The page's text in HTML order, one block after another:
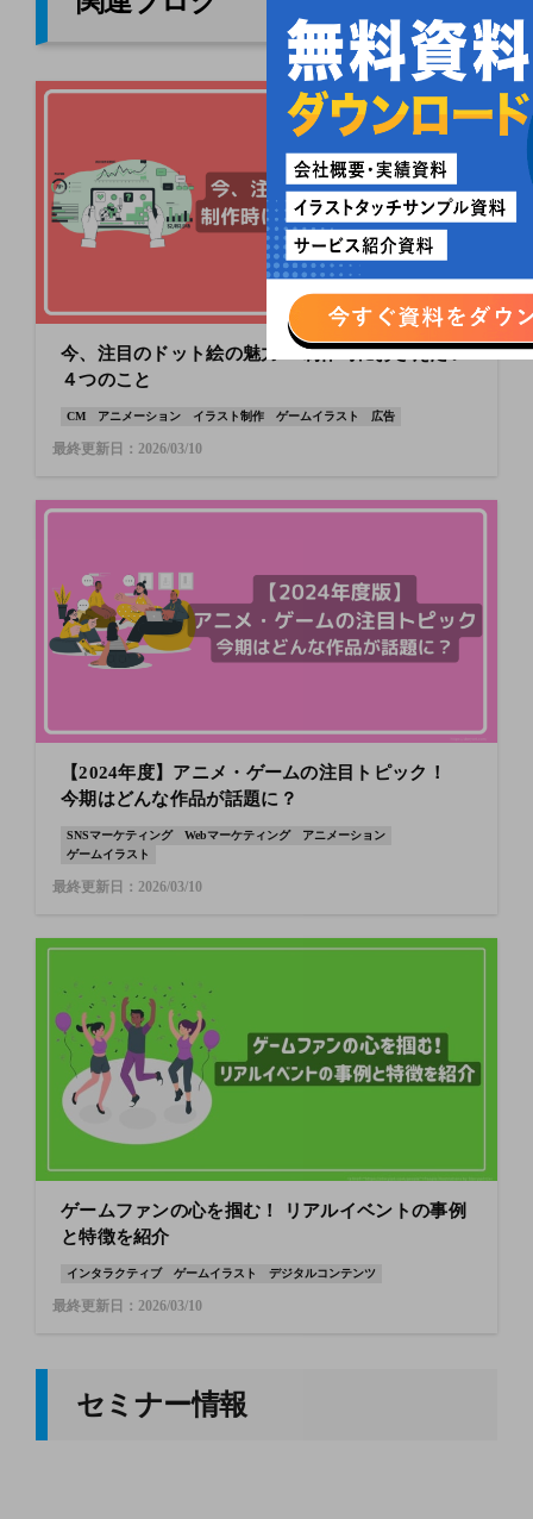
今、注目のドット絵の魅力！ 制作時におさえたい
４つのこと
CM アニメーション イラスト制作 ゲームイラスト 広告
最終更新日：2026/03/10
【2024年度】アニメ・ゲームの注目トピック！
今期はどんな作品が話題に？
SNSマーケティング Webマーケティング
アニメーション
ゲームイラスト
最終更新日：2026/03/10
ゲームファンの心を掴む！ リアルイベントの事例
と特徴を紹介
インタラクティブ ゲームイラスト デジタルコンテンツ
最終更新日：2026/03/10
セミナー情報